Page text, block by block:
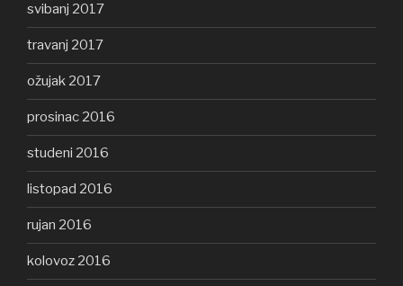
svibanj 2017
travanj 2017
ožujak 2017
prosinac 2016
studeni 2016
listopad 2016
rujan 2016
kolovoz 2016